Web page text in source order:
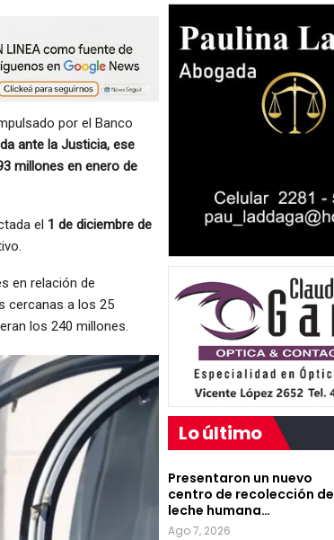
por el Banco
ante la Justicia, ese
millones en enero de
el 1 de diciembre de
en relación de
cercanas a los 25
los 240 millones.
Lo último
Presentaron un nuevo
centro de recolección de
leche humana…
Ago 7, 2026